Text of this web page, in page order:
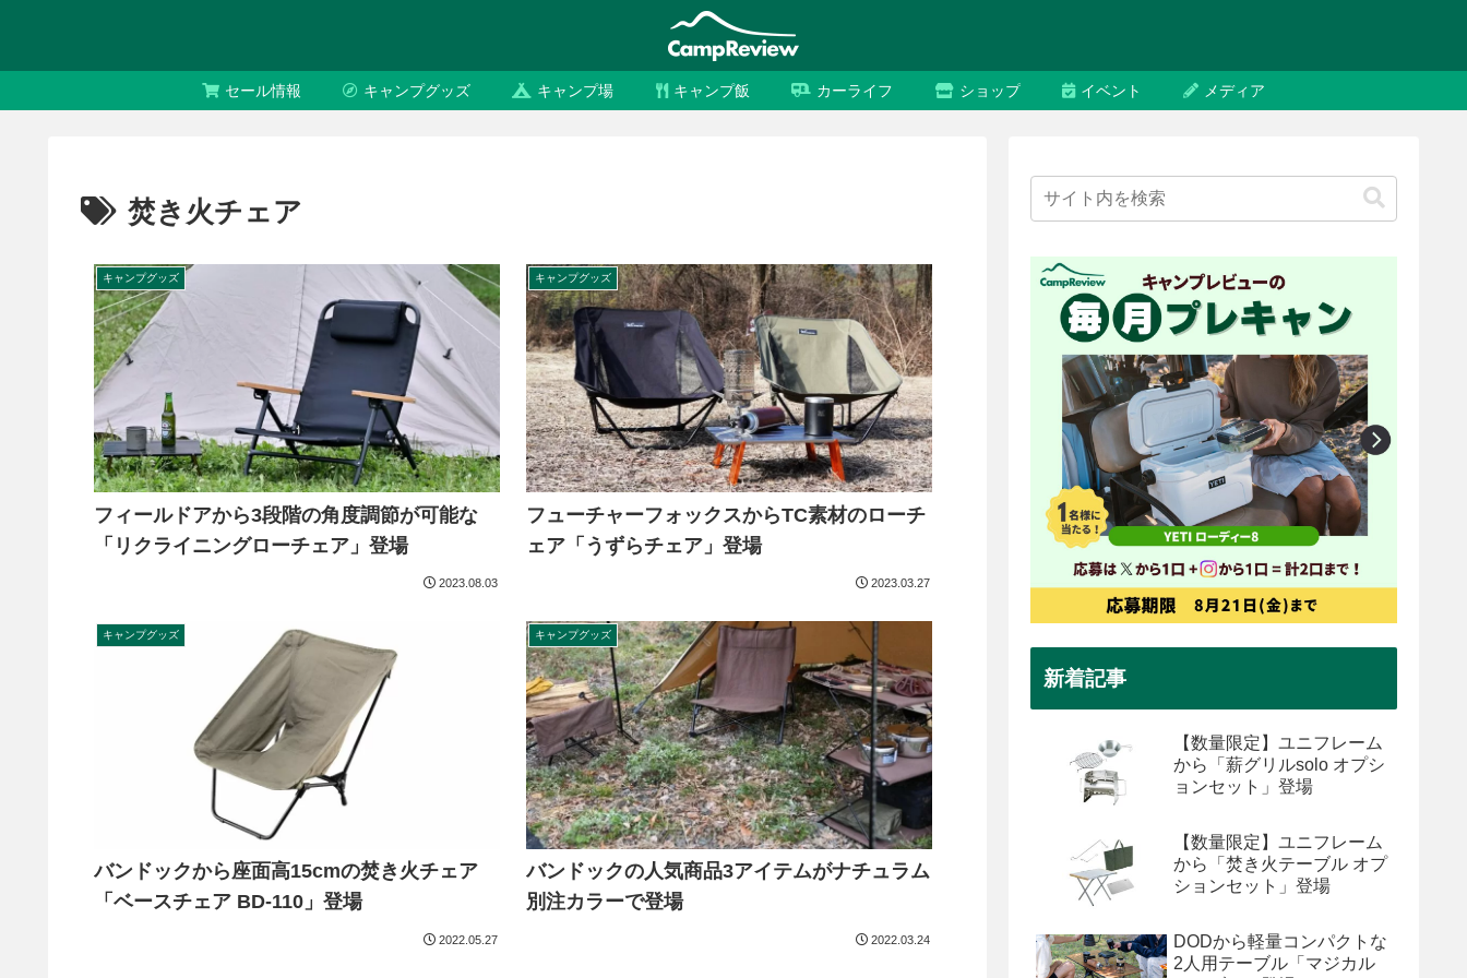
セール情報 キャンプグッズ キャンプ場 キャンプ飯 カーライフ ショップ イベント メディア
焚き火チェア
キャンプグッズ
フィールドアから3段階の角度調節が可能な
「リクライニングローチェア」登場
2023.08.03
キャンプグッズ
フューチャーフォックスからTC素材のローチ
ェア「うずらチェア」登場
2023.03.27
キャンプグッズ
バンドックから座面高15cmの焚き火チェア
「ベースチェア BD-110」登場
2022.05.27
キャンプグッズ
バンドックの人気商品3アイテムがナチュラム
別注カラーで登場
2022.03.24
新着記事
【数量限定】ユニフレーム
から「薪グリルsolo オプシ
ョンセット」登場
【数量限定】ユニフレーム
から「焚き火テーブル オプ
ションセット」登場
DODから軽量コンパクトな
2人用テーブル「マジカル